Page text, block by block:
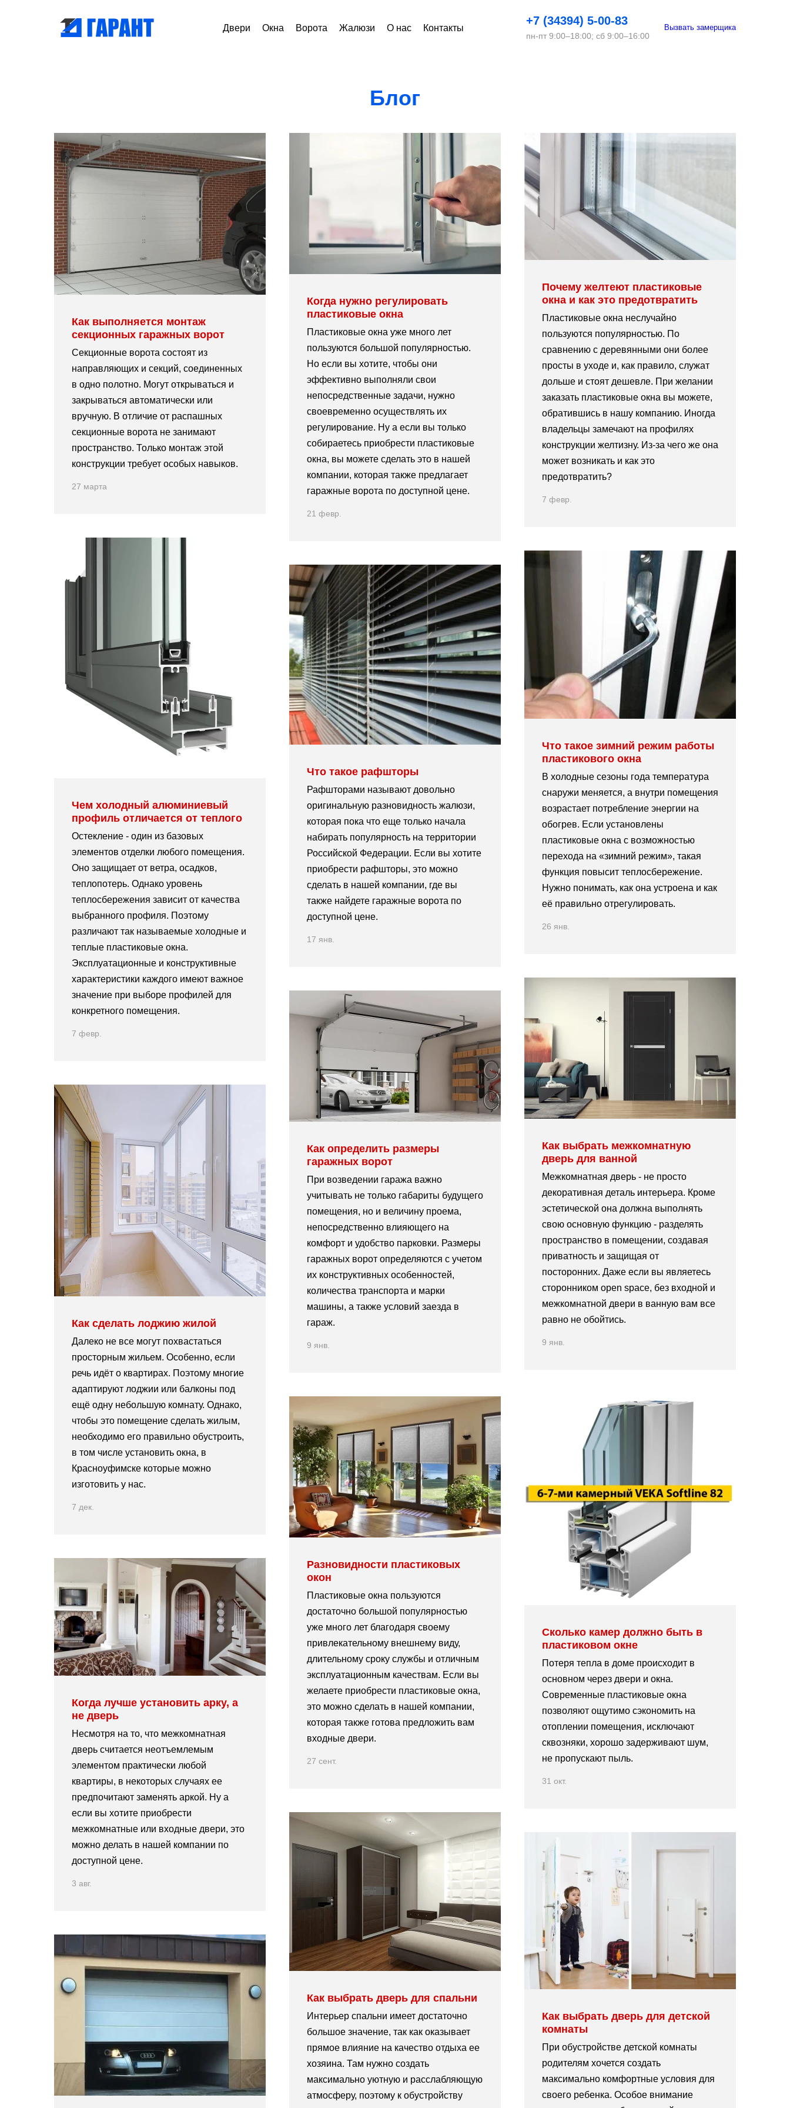
Двери Окна Ворота Жалюзи О нас Контакты
+7 (34394) 5-00-83
пн-пт 9:00–18:00; сб 9:00–16:00
Вызвать замерщика
Блог
Как выполняется монтаж
секционных гаражных ворот
Секционные ворота состоят из
направляющих и секций, соединенных
в одно полотно. Могут открываться и
закрываться автоматически или
вручную. В отличие от распашных
секционные ворота не занимают
пространство. Только монтаж этой
конструкции требует особых навыков.
27 марта
Когда нужно регулировать
пластиковые окна
Пластиковые окна уже много лет
пользуются большой популярностью.
Но если вы хотите, чтобы они
эффективно выполняли свои
непосредственные задачи, нужно
своевременно осуществлять их
регулирование. Ну а если вы только
собираетесь приобрести пластиковые
окна, вы можете сделать это в нашей
компании, которая также предлагает
гаражные ворота по доступной цене.
21 февр.
Почему желтеют пластиковые
окна и как это предотвратить
Пластиковые окна неслучайно
пользуются популярностью. По
сравнению с деревянными они более
просты в уходе и, как правило, служат
дольше и стоят дешевле. При желании
заказать пластиковые окна вы можете,
обратившись в нашу компанию. Иногда
владельцы замечают на профилях
конструкции желтизну. Из-за чего же она
может возникать и как это
предотвратить?
7 февр.
Чем холодный алюминиевый
профиль отличается от теплого
Остекление - один из базовых
элементов отделки любого помещения.
Оно защищает от ветра, осадков,
теплопотерь. Однако уровень
теплосбережения зависит от качества
выбранного профиля. Поэтому
различают так называемые холодные и
теплые пластиковые окна.
Эксплуатационные и конструктивные
характеристики каждого имеют важное
значение при выборе профилей для
конкретного помещения.
7 февр.
Что такое зимний режим работы
пластикового окна
В холодные сезоны года температура
снаружи меняется, а внутри помещения
возрастает потребление энергии на
обогрев. Если установлены
пластиковые окна с возможностью
перехода на «зимний режим», такая
функция повысит теплосбережение.
Нужно понимать, как она устроена и как
её правильно отрегулировать.
26 янв.
Что такое рафшторы
Рафшторами называют довольно
оригинальную разновидность жалюзи,
которая пока что еще только начала
набирать популярность на территории
Российской Федерации. Если вы хотите
приобрести рафшторы, это можно
сделать в нашей компании, где вы
также найдете гаражные ворота по
доступной цене.
17 янв.
Как выбрать межкомнатную
дверь для ванной
Межкомнатная дверь - не просто
декоративная деталь интерьера. Кроме
эстетической она должна выполнять
свою основную функцию - разделять
пространство в помещении, создавая
приватность и защищая от
посторонних. Даже если вы являетесь
сторонником open space, без входной и
межкомнатной двери в ванную вам все
равно не обойтись.
9 янв.
Как определить размеры
гаражных ворот
При возведении гаража важно
учитывать не только габариты будущего
помещения, но и величину проема,
непосредственно влияющего на
комфорт и удобство парковки. Размеры
гаражных ворот определяются с учетом
их конструктивных особенностей,
количества транспорта и марки
машины, а также условий заезда в
гараж.
9 янв.
Как сделать лоджию жилой
Далеко не все могут похвастаться
просторным жильем. Особенно, если
речь идёт о квартирах. Поэтому многие
адаптируют лоджии или балконы под
ещё одну небольшую комнату. Однако,
чтобы это помещение сделать жилым,
необходимо его правильно обустроить,
в том числе установить окна, в
Красноуфимске которые можно
изготовить у нас.
7 дек.
Сколько камер должно быть в
пластиковом окне
Потеря тепла в доме происходит в
основном через двери и окна.
Современные пластиковые окна
позволяют ощутимо сэкономить на
отоплении помещения, исключают
сквозняки, хорошо задерживают шум,
не пропускают пыль.
31 окт.
Разновидности пластиковых
окон
Пластиковые окна пользуются
достаточно большой популярностью
уже много лет благодаря своему
привлекательному внешнему виду,
длительному сроку службы и отличным
эксплуатационным качествам. Если вы
желаете приобрести пластиковые окна,
это можно сделать в нашей компании,
которая также готова предложить вам
входные двери.
27 сент.
Когда лучше установить арку, а
не дверь
Несмотря на то, что межкомнатная
дверь считается неотъемлемым
элементом практически любой
квартиры, в некоторых случаях ее
предпочитают заменять аркой. Ну а
если вы хотите приобрести
межкомнатные или входные двери, это
можно делать в нашей компании по
доступной цене.
3 авг.
Как выбрать дверь для спальни
Интерьер спальни имеет достаточно
большое значение, так как оказывает
прямое влияние на качество отдыха ее
хозяина. Там нужно создать
максимально уютную и расслабляющую
атмосферу, поэтому к обустройству
Как выбрать дверь для детской
комнаты
При обустройстве детской комнаты
родителям хочется создать
максимально комфортные условия для
своего ребенка. Особое внимание